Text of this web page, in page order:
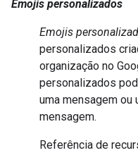
Emojis personalizados
Emojis
personalizados
organização no
personalizados
uma mensagem ou
mensagem.
Referência de